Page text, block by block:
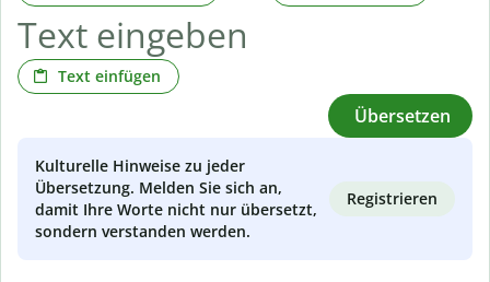
Text einfügen
Übersetzen
Kulturelle Hinweise zu jeder
Übersetzung. Melden Sie sich an,
damit Ihre Worte nicht nur übersetzt,
sondern verstanden werden.
Registrieren